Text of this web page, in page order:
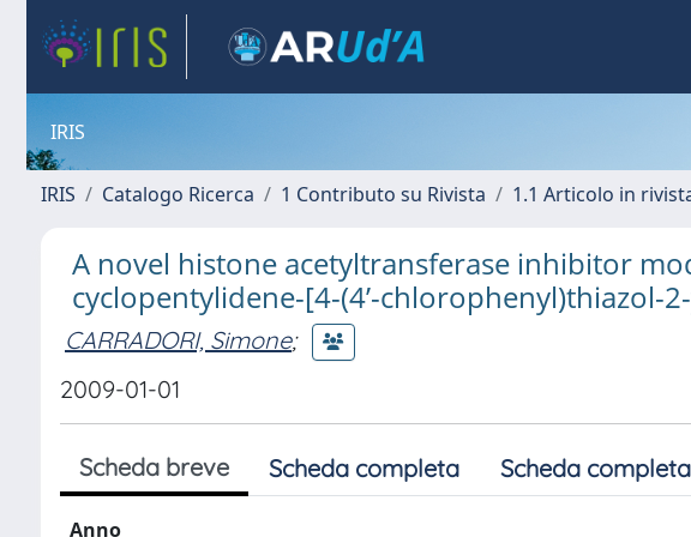
IRIS
IRIS Catalogo Ricerca 1 Contributo su Rivista 1.1 Articolo in
A novel histone acetyltransferase inhibitor
cyclopentylidene-[4-(4’-chlorophenyl)thiazol-
CARRADORI, Simone;
2009-01-01
Scheda breve Scheda completa Scheda
Anno